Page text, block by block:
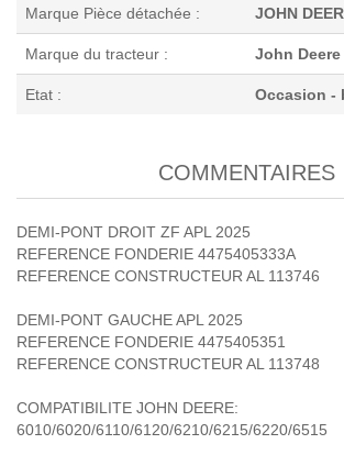
Marque Pièce détachée : JOHN
Marque du tracteur : John Deere
Etat : Occasion -
COMMENTAIRES
DEMI-PONT DROIT ZF APL 2025
REFERENCE FONDERIE 4475405333A
REFERENCE CONSTRUCTEUR AL 113746
DEMI-PONT GAUCHE APL 2025
REFERENCE FONDERIE 4475405351
REFERENCE CONSTRUCTEUR AL 113748
COMPATIBILITE JOHN DEERE:
6010/6020/6110/6120/6210/6215/6220/6515